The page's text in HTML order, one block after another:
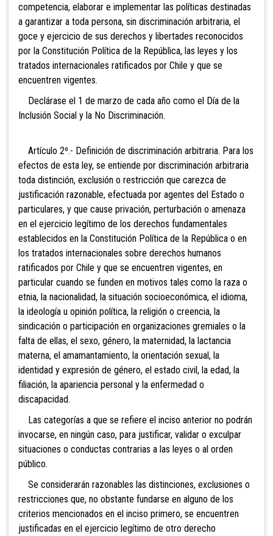
competencia, elaborar e implementar las políticas destinadas
a garantizar a toda persona, sin discriminación arbitraria, el
goce y ejercicio de sus derechos y libertades reconocidos
por la Constitución Política de la República, las leyes y los
tratados internacionales ratificados por Chile y que se
encuentren vigentes.
Declárase el 1 de marzo de cada año como el Día de la
Inclusión Social y la No Discriminación.
Artículo 2º.- Definición de discriminación arbitraria. Para los
efectos de esta ley, se entiende por discriminación arbitraria
toda distinción, exclusión o restricción que carezca de
justificación razonable, efectuada por agentes del Estado o
particulares, y que cause privación, perturbación o amenaza
en el ejercicio legítimo de los derechos fundamentales
establecidos en la Constitución Política de la República o en
los tratados internacionales sobre derechos humanos
ratificados por Chile y que se encuentren vigentes, en
particular cuando se funden en motivos tales como la raza o
etnia, la nacionalidad, la situación socioeconómica, el idioma,
la ideología u opinión política, la religión o creencia, la
sindicación o participación en organizaciones gremiales o la
falta de ellas, el sexo, género, la maternidad, la lactancia
materna, el amamantamiento, la orientación sexual, la
identidad y expresión de género, el estado civil, la edad, la
filiación, la apariencia personal y la enfermedad o
discapacidad.
Las categorías a que se refiere el inciso anterior no podrán
invocarse, en ningún caso, para justificar, validar o exculpar
situaciones o conductas contrarias a las leyes o al orden
público.
Se considerarán razonables las distinciones, exclusiones o
restricciones que, no obstante fundarse en alguno de los
criterios mencionados en el inciso primero, se encuentren
justificadas en el ejercicio legítimo de otro derecho